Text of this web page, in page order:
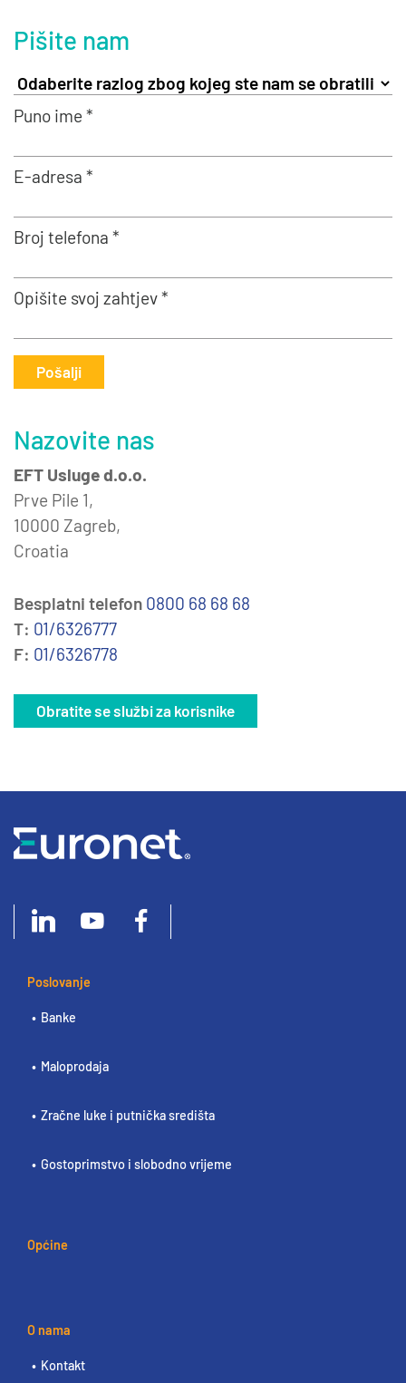
Pišite nam
Puno ime *
E-adresa *
Broj telefona *
Opišite svoj zahtjev *
Pošalji
Nazovite nas
EFT Usluge d.o.o.
Prve Pile 1,
10000 Zagreb,
Croatia
Besplatni telefon 0800 68 68 68
T: 01/6326777
F: 01/6326778
Obratite se službi za korisnike
Poslovanje
Banke
Maloprodaja
Zračne luke i putnička središta
Gostoprimstvo i slobodno vrijeme
Općine
O nama
Kontakt